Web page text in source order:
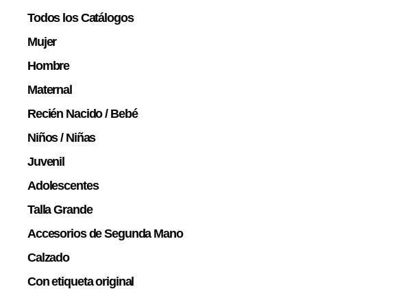
Todos los Catálogos
Mujer
Hombre
Maternal
Recién Nacido / Bebé
Niños / Niñas
Juvenil
Adolescentes
Talla Grande
Accesorios de Segunda Mano
Calzado
Con etiqueta original